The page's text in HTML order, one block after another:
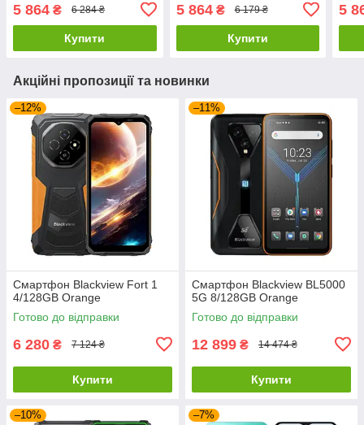
5 864 ₴ 6 284 ₴
Купити
5 864₴ 6 179 ₴
Купити
5
Акційні пропозиції та новинки
–12%
Смартфон Blackview Fort 1
4/128GB Orange
Готово до відправки
6 280 ₴ 7 124 ₴
Купити
–11%
Смартфон Blackview BL5000
5G 8/128GB Orange
Готово до відправки
12 899 ₴ 14 474 ₴
Купити
–10% –7%